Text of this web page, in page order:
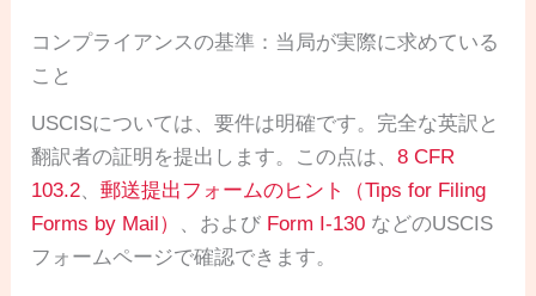
コンプライアンスの基準：当局が実際に求めている
こと
USCISについては、要件は明確です。完全な英訳と
翻訳者の証明を提出します。この点は、8 CFR
103.2 、郵送提出フォームのヒント（Tips for Filing
Forms by Mail）
、および Form I-130 などのUSCIS
フォームページで確認できます。